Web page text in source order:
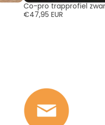
Co-pro trapprofiel
€47,95 EUR